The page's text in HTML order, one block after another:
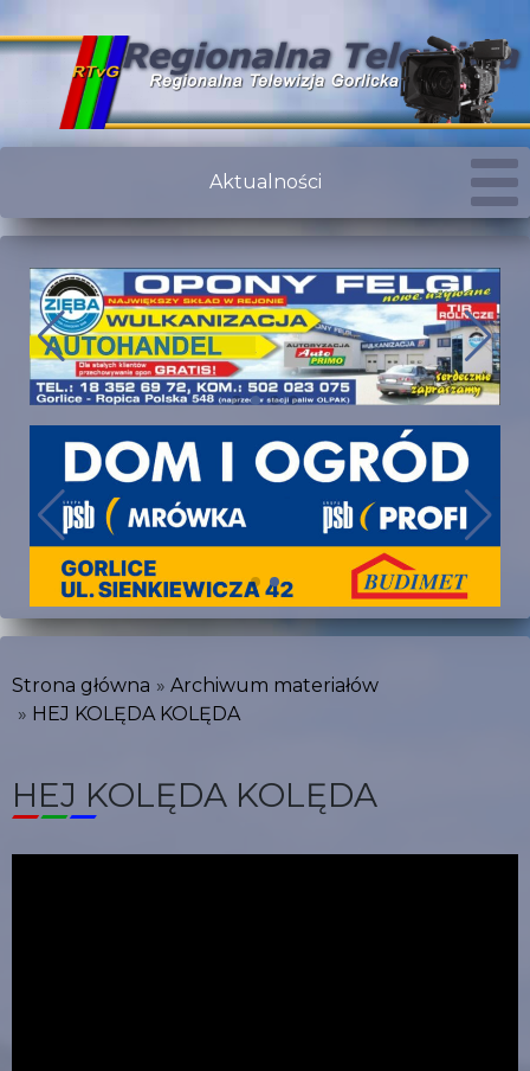
Aktualności
Strona główna
Archiwum materiałów
HEJ KOLĘDA KOLĘDA
HEJ KOLĘDA KOLĘDA